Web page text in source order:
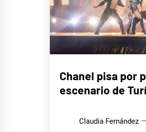
Chanel pisa por
escenario de
Claudia Fernández